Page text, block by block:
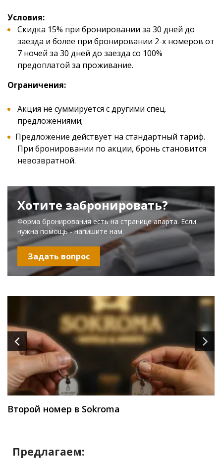
Условия:
Скидка 15% при бронировании за 30 дней до
заезда и более при бронировании 2-х номеров от
7 ночей за 30 дней до заезда со 100%
предоплатой за проживание.
Ограничения:
Акция не суммируется с другими спец.
предложениями;
Предложение действует на стандартный тариф.
При бронировании по акции, бронь становится
невозвратной.
Хотите забронировать?
Форма бронирования есть на странице апарта. Если
нужна помощь - напишите нам.
Задать вопрос
Второй номер в Sokroma
Предлагаем: